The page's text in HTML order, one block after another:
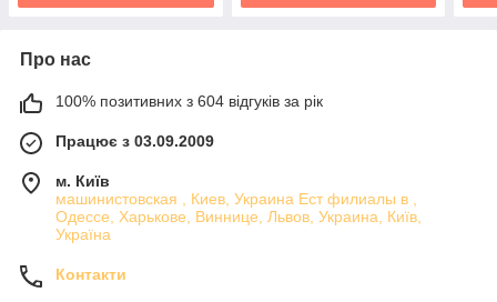
Про нас
100% позитивних з 604 відгуків за рік
Працює з 03.09.2009
м. Київ
машинистовская , Киев, Украина Ест филиалы в ,
Одессе, Харькове, Виннице, Львов, Украина, Київ,
Україна
Контакти